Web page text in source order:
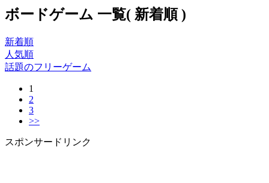
ボードゲーム 一覧( 新着順 )
新着順
人気順
話題のフリーゲーム
1
2
3
>>
スポンサードリンク